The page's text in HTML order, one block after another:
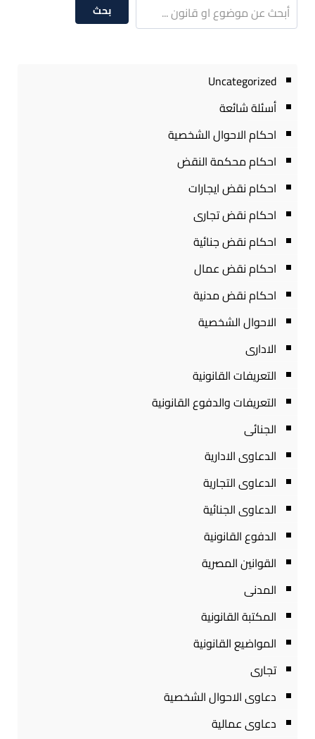
بحث
Uncategorized
أسئلة شائعة
احكام الاحوال الشخصية
احكام محكمة النقض
احكام نقض ايجارات
احكام نقض تجارى
احكام نقض جنائية
احكام نقض عمال
احكام نقض مدنية
الاحوال الشخصية
الادارى
التعريفات القانونية
التعريفات والدفوع القانونية
الجنائى
الدعاوى الادارية
الدعاوى التجارية
الدعاوى الجنائية
الدفوع القانونية
القوانين المصرية
المدنى
المكتبة القانونية
المواضيع القانونية
تجارى
دعاوى الاحوال الشخصية
دعاوى عمالية